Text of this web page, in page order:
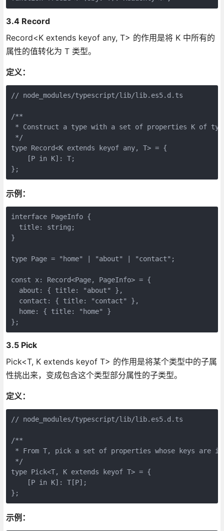
3.4 Record
Record<K extends keyof any, T> 的作用是将 K 中所有的
属性的值转化为 T 类型。
定义：
// node_modules/typescript/lib/lib.es5.d.ts
/**
* Construct a type with a set of properties K of
*/
type Record<K extends keyof any, T> = {
    [P in K]: T;
示例：
interface PageInfo {
  title: string;
}
type Page = "home" | "about" | "contact";
const x: Record<Page, PageInfo> = {
  about: { title: "about" },
  contact: { title: "contact" },
  home: { title: "home" }
3.5 Pick
Pick<T, K extends keyof T> 的作用是将某个类型中的子属
性挑出来，变成包含这个类型部分属性的子类型。
定义：
// node_modules/typescript/lib/lib.es5.d.ts
/**
* From T, pick a set of properties whose keys are
*/
type Pick<T, K extends keyof T> = {
    [P in K]: T[P];
示例：